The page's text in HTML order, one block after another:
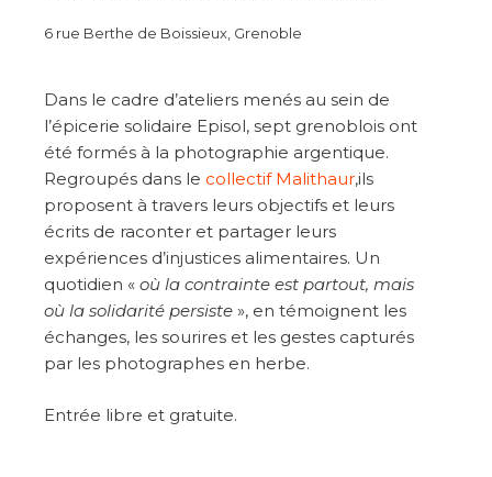
6 rue Berthe de Boissieux, Grenoble
Dans le cadre d’ateliers menés au sein de
l’épicerie solidaire Episol, sept grenoblois ont
été formés à la photographie argentique.
Regroupés dans le collectif Malithaur,ils
proposent à travers leurs objectifs et leurs
écrits de raconter et partager leurs
expériences d’injustices alimentaires. Un
quotidien « où la contrainte est partout, mais
où la solidarité persiste », en témoignent les
échanges, les sourires et les gestes capturés
par les photographes en herbe.
Entrée libre et gratuite.